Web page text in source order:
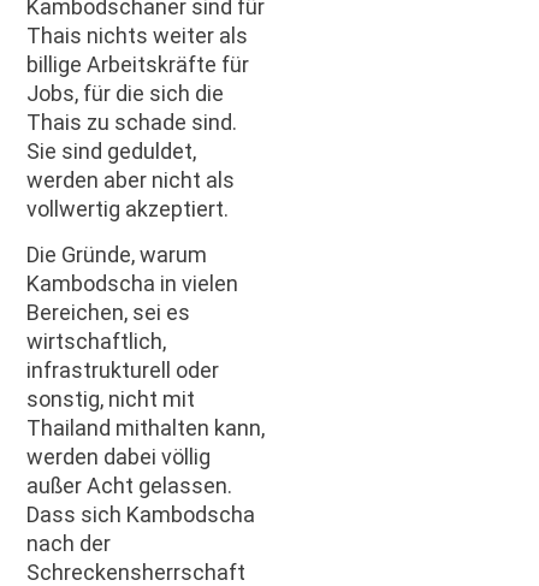
Kambodschaner sind für
Thais nichts weiter als
billige Arbeitskräfte für
Jobs, für die sich die
Thais zu schade sind.
Sie sind geduldet,
werden aber nicht als
vollwertig akzeptiert.
Die Gründe, warum
Kambodscha in vielen
Bereichen, sei es
wirtschaftlich,
infrastrukturell oder
sonstig, nicht mit
Thailand mithalten kann,
werden dabei völlig
außer Acht gelassen.
Dass sich Kambodscha
nach der
Schreckensherrschaft